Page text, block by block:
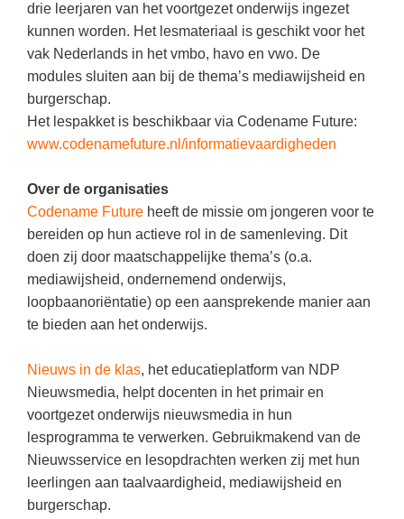
THEMA'S
Budgetteren
De boerderij
Duurzaamheid
Evolutieleer
Feest- en Gedenkdagen
Godsdienstonderwijs
Kerstfeest
Kinderboekenweek
Kleurplaten
Mediawijsheid
Onderwijsprijs
Ruimte
Geld PO
Geld VO
Geschiedenis
Maatschappijleer
Orientatie
Rekenen
Sociale vaardigheden
Taalvaardigheid
Vakoverstijgend
Verzorging
AI voor het onderwijs
Kruiswoordpuzzels
Onderwijslonen
Vrijeschoolonderwijs
Montessori onderwijs
drie leerjaren van het voortgezet onderwijs ingezet
kunnen worden. Het lesmateriaal is geschikt voor het
vak Nederlands in het vmbo, havo en vwo. De
modules sluiten aan bij de thema’s mediawijsheid en
burgerschap.
Het lespakket is beschikbaar via Codename Future:
www.codenamefuture.nl/informatievaardigheden
Over de organisaties
Codename Future heeft de missie om jongeren voor te
bereiden op hun actieve rol in de samenleving. Dit
doen zij door maatschappelijke thema’s (o.a.
mediawijsheid, ondernemend onderwijs,
loopbaanoriëntatie) op een aansprekende manier aan
te bieden aan het onderwijs.
Nieuws in de klas, het educatieplatform van NDP
Nieuwsmedia, helpt docenten in het primair en
voortgezet onderwijs nieuwsmedia in hun
lesprogramma te verwerken. Gebruikmakend van de
Nieuwsservice en lesopdrachten werken zij met hun
leerlingen aan taalvaardigheid, mediawijsheid en
burgerschap.